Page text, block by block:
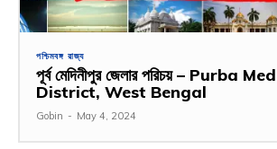
পশ্চিমবঙ্গ রাজ্য
পূর্ব মেদিনীপুর জেলার পরিচয় – Purba
District, West Bengal
Gobin - May 4, 2024